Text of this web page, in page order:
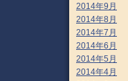
2014年9月
2014年8月
2014年7月
2014年6月
2014年5月
2014年4月